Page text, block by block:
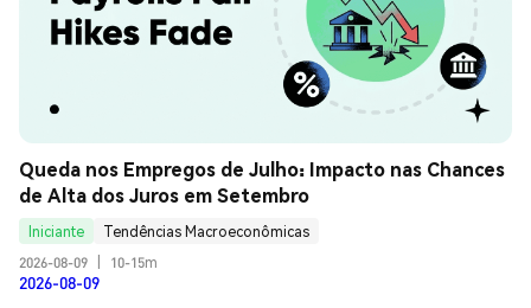
Queda nos Empregos de Julho: Impacto nas Chances
de Alta dos Juros em Setembro
Iniciante
Tendências Macroeconômicas
2026-08-09
10-15m
2026-08-09